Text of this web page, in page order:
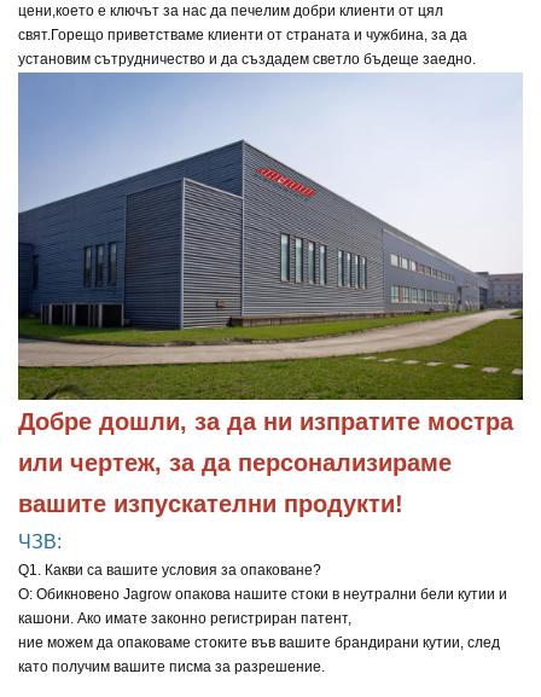
цени,което е ключът за нас да печелим добри клиенти от цял
свят.Горещо приветстваме клиенти от страната и чужбина, за да
установим сътрудничество и да създадем светло бъдеще заедно.
Добре дошли, за да ни изпратите мостра
или чертеж, за да персонализираме
вашите изпускателни продукти!
ЧЗВ:
Q1. Какви са вашите условия за опаковане?
О: Обикновено Jagrow опакова нашите стоки в неутрални бели кутии и
кашони. Ако имате законно регистриран патент,
ние можем да опаковаме стоките във вашите брандирани кутии, след
като получим вашите писма за разрешение.